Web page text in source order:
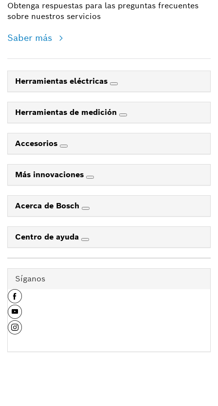
Obtenga respuestas para las preguntas frecuentes
sobre nuestros servicios
Saber más
Herramientas eléctricas
Herramientas de medición
Accesorios
Más innovaciones
Acerca de Bosch
Centro de ayuda
Síganos